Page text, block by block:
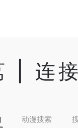
| 连
动漫搜索